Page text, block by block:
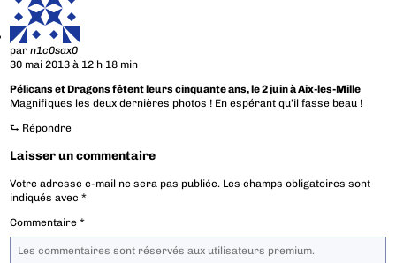
parn1c0sax0
30 mai 2013 à 12 h 18 min
Pélicans et Dragons fêtent leurs cinquante ans, le 2 juin à Aix-les-Mille
Magnifiques les deux dernières photos ! En espérant qu’il fasse beau !
⮑ Répondre
Laisser un commentaire
Votre adresse e-mail ne sera pas publiée. Les champs obligatoires sont
indiqués avec*
Commentaire*